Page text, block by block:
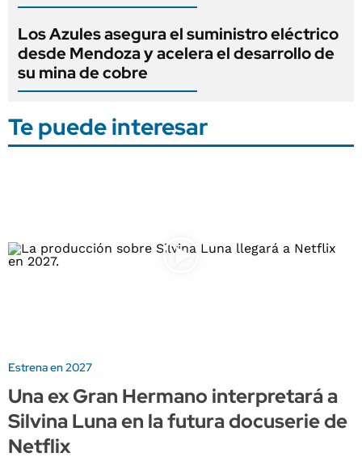
Los Azules asegura el suministro eléctrico
desde Mendoza y acelera el desarrollo de
su mina de cobre
Te puede interesar
Estrena en 2027
Una ex Gran Hermano interpretará a
Silvina Luna en la futura docuserie de
Netflix